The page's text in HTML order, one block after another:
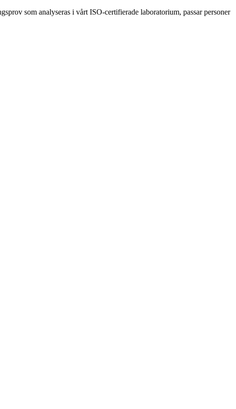
som analyseras i vårt ISO-certifierade laboratorium, passar personer